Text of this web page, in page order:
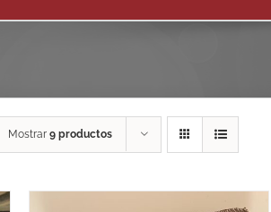
Mostrar 9 productos